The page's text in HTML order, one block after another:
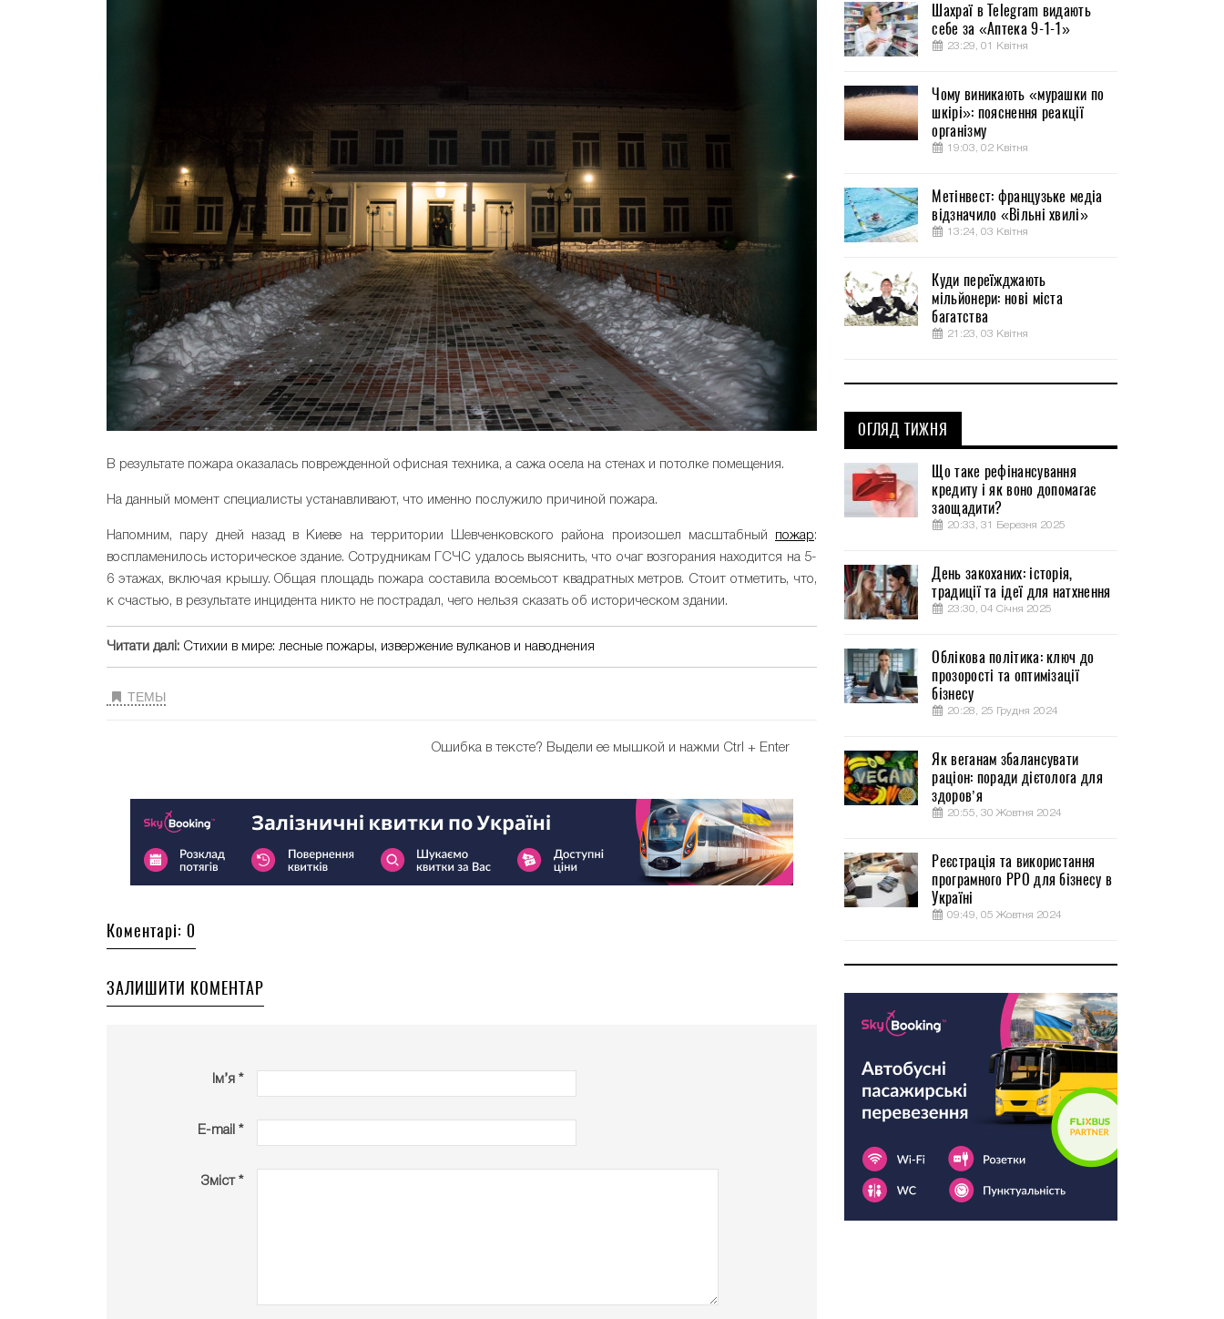
В результате пожара оказалась поврежденной офисная техника, а сажа осела на стенах и потолке помещения.
На данный момент специалисты устанавливают, что именно послужило причиной пожара.
Напомним, пару дней назад в Киеве на территории Шевченковского района произошел масштабный пожар:
воспламенилось историческое здание. Сотрудникам ГСЧС удалось выяснить, что очаг возгорания находится на 5-
6 этажах, включая крышу. Общая площадь пожара составила восемьсот квадратных метров. Стоит отметить, что,
к счастью, в результате инцидента никто не пострадал, чего нельзя сказать об историческом здании.
Читати далі: Стихии в мире: лесные пожары, извержение вулканов и наводнения
ТЕМЫ
Ошибка в тексте? Выдели ее мышкой и нажми Ctrl + Enter
Коментарі: 0
ЗАЛИШИТИ КОМЕНТАР
Ім’я *
E-mail *
Зміст *
Шахраї в Telegram видають
себе за «Аптека 9-1-1»
23:29, 01 Квітня
Чому виникають «мурашки по
шкірі»: пояснення реакції
організму
19:03, 02 Квітня
Метінвест: французьке медіа
відзначило «Вільні хвилі»
13:24, 03 Квітня
Куди переїжджають
мільйонери: нові міста
багатства
21:23, 03 Квітня
ОГЛЯД ТИЖНЯ
Що таке рефінансування
кредиту і як воно допомагає
заощадити?
20:33, 31 Березня 2025
День закоханих: історія,
традиції та ідеї для натхнення
23:30, 04 Січня 2025
Облікова політика: ключ до
прозорості та оптимізації
бізнесу
20:28, 25 Грудня 2024
Як веганам збалансувати
раціон: поради дієтолога для
здоров’я
20:55, 30 Жовтня 2024
Реєстрація та використання
програмного РРО для бізнесу в
Україні
09:49, 05 Жовтня 2024